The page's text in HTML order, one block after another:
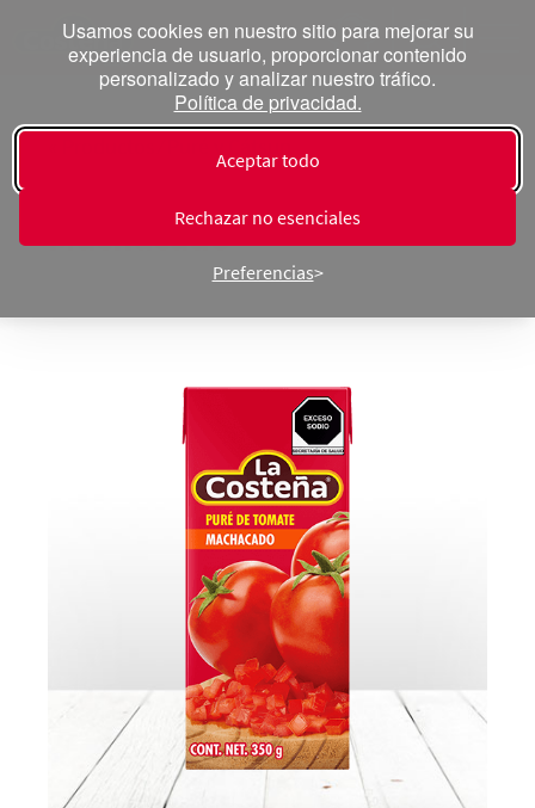
Usamos cookies en nuestro sitio para mejorar su
experiencia de usuario, proporcionar contenido
personalizado y analizar nuestro tráfico.
Política de privacidad.
Aceptar todo
Rechazar no esenciales
Preferencias
Machacado